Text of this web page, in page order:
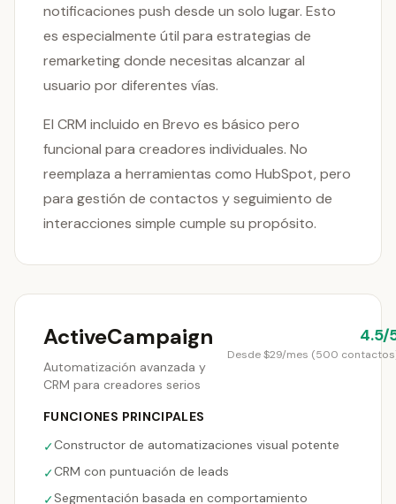
notificaciones push desde un solo lugar. Esto
es especialmente útil para estrategias de
remarketing donde necesitas alcanzar al
usuario por diferentes vías.
El CRM incluido en Brevo es básico pero
funcional para creadores individuales. No
reemplaza a herramientas como HubSpot, pero
para gestión de contactos y seguimiento de
interacciones simple cumple su propósito.
ActiveCampaign
Automatización avanzada y
CRM para creadores serios
4.5/
Desde $29/mes (500
FUNCIONES PRINCIPALES
✓Constructor de automatizaciones visual potente
✓CRM con puntuación de leads
✓Segmentación basada en comportamiento